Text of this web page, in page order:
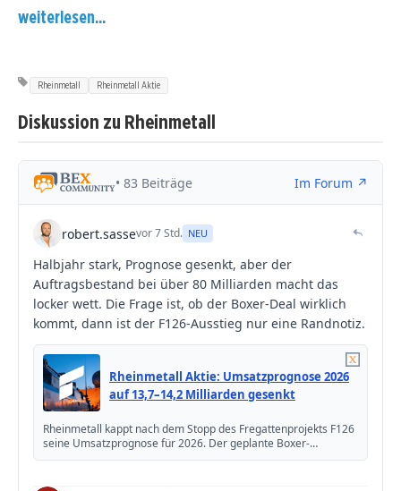
weiterlesen...
Rheinmetall Rheinmetall Aktie
Diskussion zu Rheinmetall